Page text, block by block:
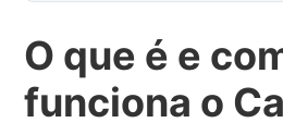
O que é e
funciona o